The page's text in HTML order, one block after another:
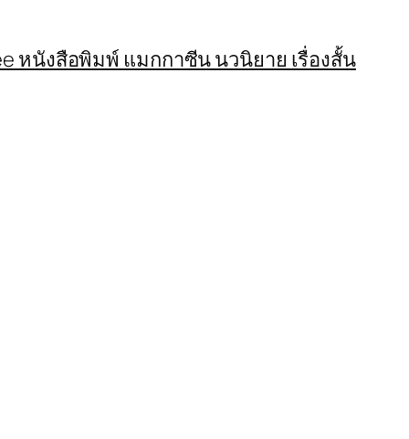
หนังสือพิมพ์ แมกกาซีน นวนิยาย เรื่องสั้น